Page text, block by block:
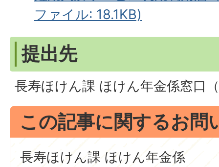
ファイル: 18.1KB)
提出先
長寿ほけん課 ほけん年金係窓口
この記事に関するお問
長寿ほけん課 ほけん年金係